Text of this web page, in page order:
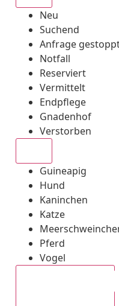
Neu
Suchend
Anfrage
Notfall
Reserviert
Vermittelt
Endpflege
Gnadenhof
Verstorben
Guineapig
Hund
Kaninchen
Katze
Pferd
Vogel